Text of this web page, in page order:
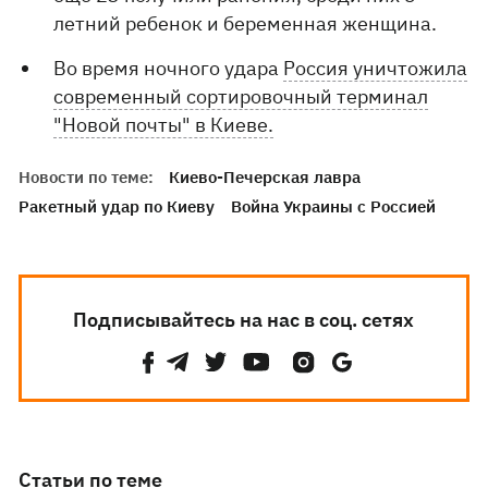
летний ребенок и беременная женщина.
Во время ночного удара Россия уничтожила
современный сортировочный терминал
"Новой почты" в Киеве.
Новости по теме:
Киево-Печерская лавра
Ракетный удар по Киеву
Война Украины с Россией
Подписывайтесь на нас в соц. сетях
Статьи по теме